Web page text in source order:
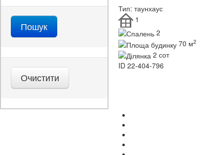
Тип: таунхаус
1
2
70 м2
2 сот
ID 22-404-796